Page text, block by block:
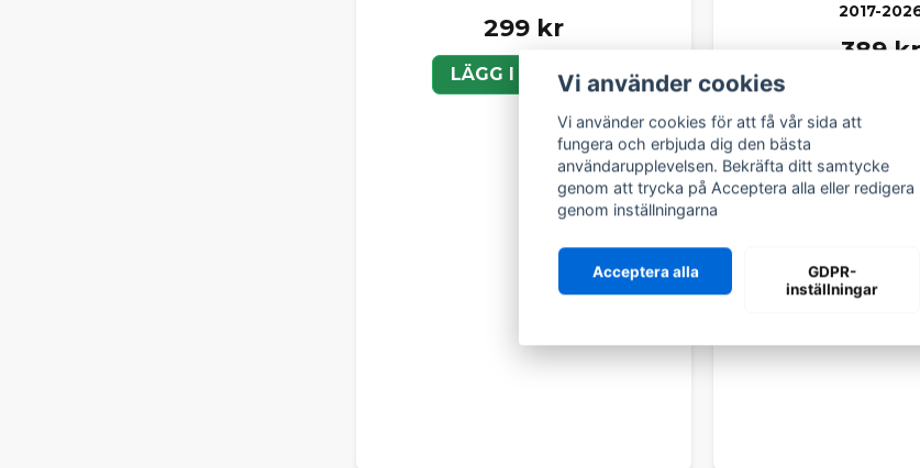
299 kr
LÄGG I KORGEN
2017-
389 kr
Vi använder cookies
Vi använder cookies för att få vår sida att
fungera och erbjuda dig den bästa
användarupplevelsen. Bekräfta ditt samtycke
genom att trycka på Acceptera alla eller redigera
genom inställningarna
Acceptera alla
GDPR-
inställningar